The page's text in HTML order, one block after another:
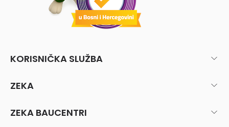
KORISNIČKA SLUŽBA
ZEKA
ZEKA BAUCENTRI